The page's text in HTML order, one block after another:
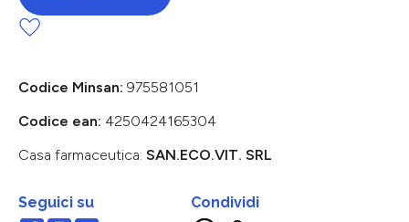
Codice Minsan: 975581051
Codice ean: 4250424165304
Casa farmaceutica: SAN.ECO.VIT. SRL
Seguici su Condividi